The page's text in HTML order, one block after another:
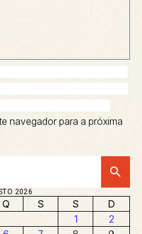
navegador para a próxima
search
2026
Q S S
D
1
2